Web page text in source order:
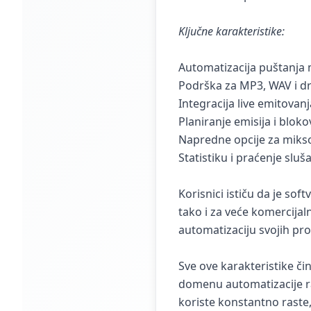
Ključne karakteristike:
Automatizacija puštanja
Podrška za MP3, WAV i
Integracija live
Planiranje emisija i
Napredne opcije za
Statistiku i praćenje
Korisnici ističu da je
tako i za veće
automatizaciju svojih
Sve ove karakteristike
domenu automatizacije
koriste konstantno